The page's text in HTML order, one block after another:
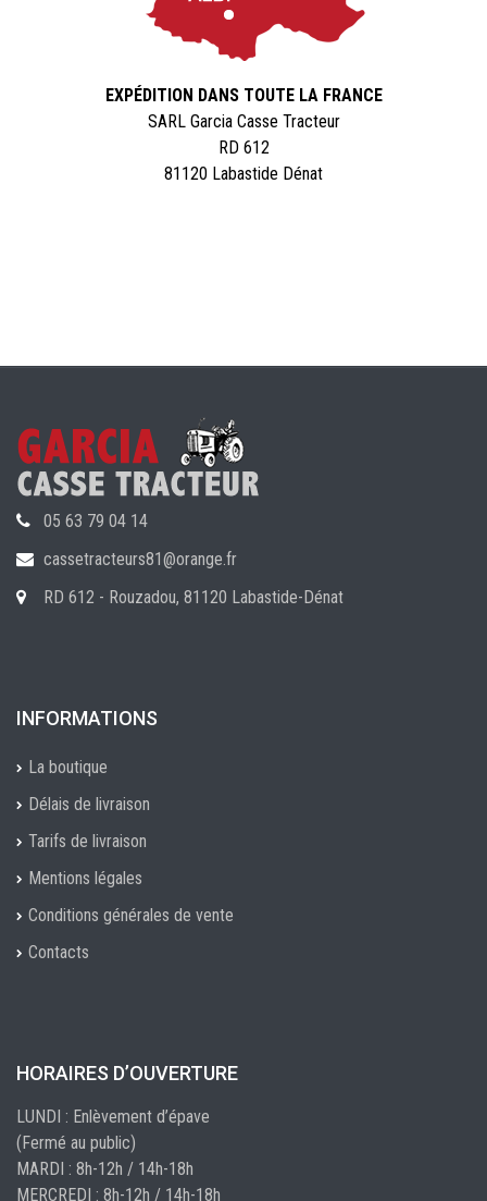
EXPÉDITION DANS TOUTE LA FRANCE
SARL Garcia Casse Tracteur
RD 612
81120 Labastide Dénat
05 63 79 04 14
cassetracteurs81@orange.fr
RD 612 - Rouzadou, 81120 Labastide-Dénat
INFORMATIONS
La boutique
Délais de livraison
Tarifs de livraison
Mentions légales
Conditions générales de vente
Contacts
HORAIRES D’OUVERTURE
LUNDI : Enlèvement d’épave
(Fermé au public)
MARDI : 8h-12h / 14h-18h
MERCREDI : 8h-12h / 14h-18h